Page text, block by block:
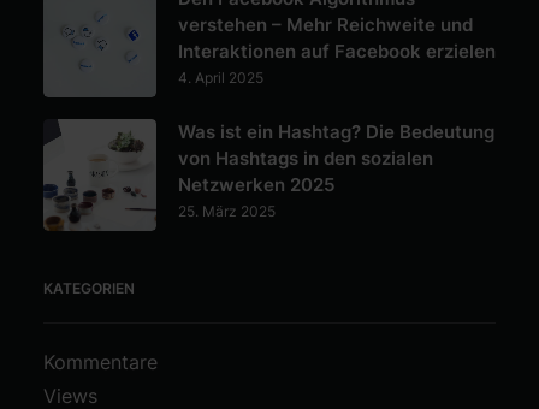
verstehen – Mehr Reichweite und
Interaktionen auf Facebook erzielen
4. April 2025
Was ist ein Hashtag? Die Bedeutung
von Hashtags in den sozialen
Netzwerken 2025
25. März 2025
KATEGORIEN
Kommentare
Views